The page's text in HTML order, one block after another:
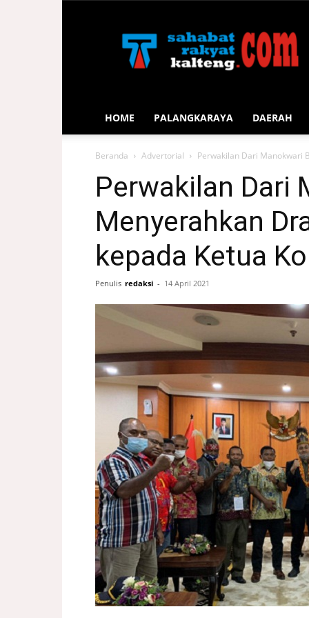
Rakyat
Kalteng
HOME PALANGKARAYA DAERAH
Beranda Advertorial Perwakilan Dari Manokwari
Perwakilan Dari
Menyerahkan
kepada Ketua
Penulis redaksi - 14 April 2021